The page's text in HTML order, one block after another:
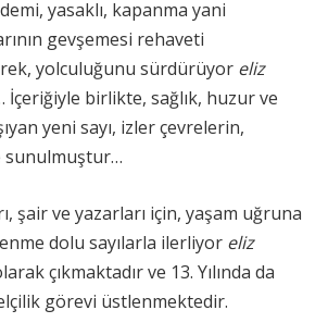
yasaklı, kapanma yani
gevşemesi rehaveti
yolculuğunu sürdürüyor eliz
birlikte, sağlık, huzur ve
yeni sayı, izler çevrelerin,
sunulmuştur…
şair ve yazarları için, yaşam uğruna
dolu sayılarla ilerliyor eliz
çıkmaktadır ve 13. Yılında da
görevi üstlenmektedir.